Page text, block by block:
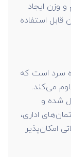
وزن ایجاد
استفاده
سرد است که
می‌کند.
شده و
اداری،
امکان‌پذیر